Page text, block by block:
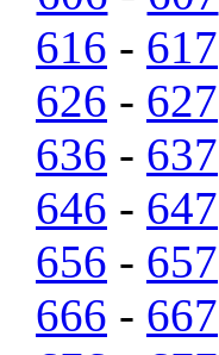
616 - 617
626 - 627
636 - 637
646 - 647
656 - 657
666 - 667